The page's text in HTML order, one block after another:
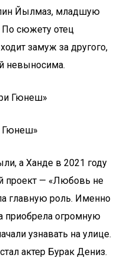
Йылмаз, младшую
сюжету отец
замуж за другого,
невыносима.
Гюнеш»
а Ханде в 2021 году
проект — «Любовь не
главную роль. Именно
приобрела огромную
узнавать на улице.
актер Бурак Дениз.